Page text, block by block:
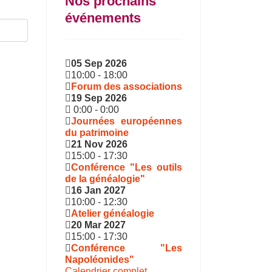
événements
05 Sep 2026
10:00 - 18:00
Forum des associations
19 Sep 2026
0:00 - 0:00
Journées européennes
du patrimoine
21 Nov 2026
15:00 - 17:30
Conférence "Les outils
de la généalogie"
16 Jan 2027
10:00 - 12:30
Atelier généalogie
20 Mar 2027
15:00 - 17:30
Conférence "Les
Napoléonides"